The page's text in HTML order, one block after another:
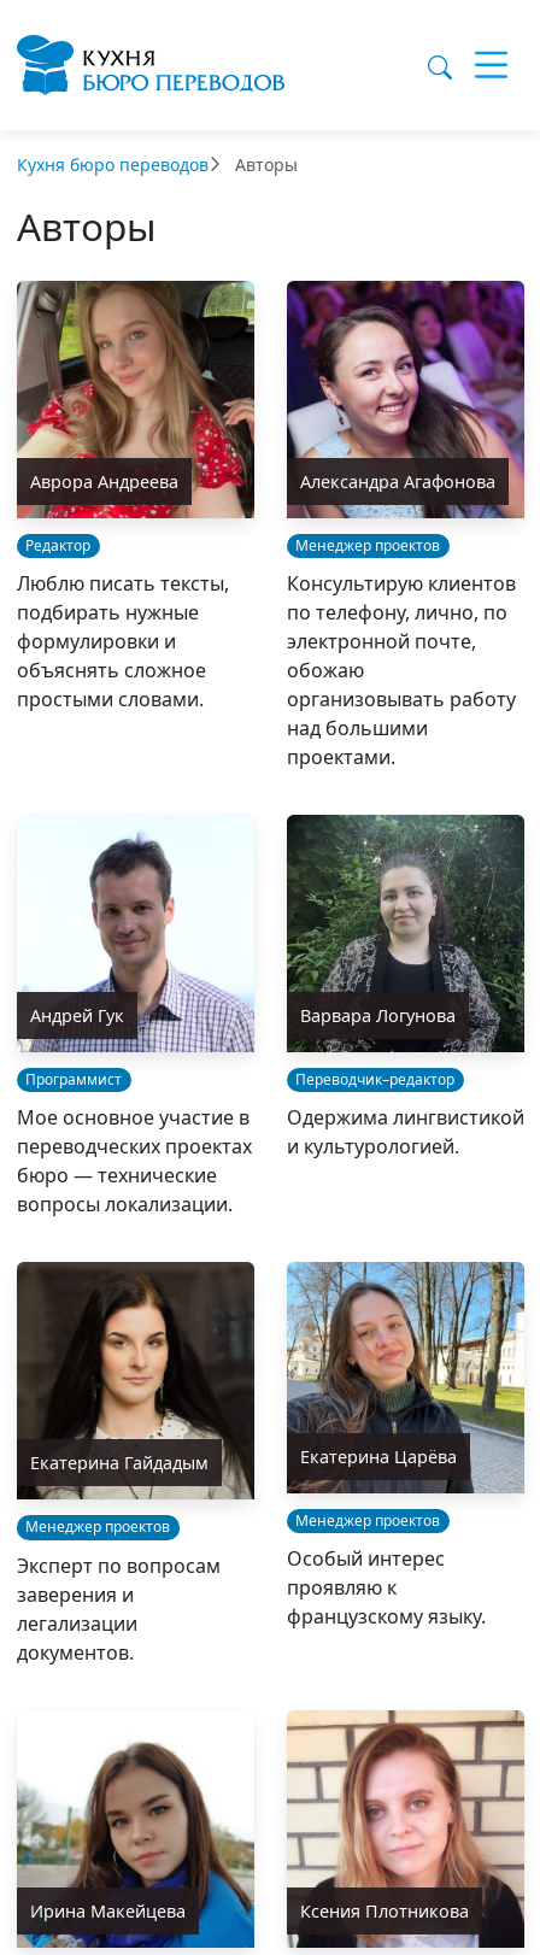
Кухня бюро переводов Авторы
Авторы
Аврора Андреева
Редактор
Люблю писать тексты,
подбирать нужные
формулировки и
объяснять сложное
простыми словами.
Александра Агафонова
Менеджер проектов
Консультирую клиентов
по телефону, лично, по
электронной почте,
обожаю
организовывать работу
над большими
проектами.
Андрей Гук
Программист
Мое основное участие в
переводческих проектах
бюро — технические
вопросы локализации.
Варвара Логунова
Переводчик–редактор
Одержима лингвистикой
и культурологией.
Екатерина Гайдадым
Менеджер проектов
Эксперт по вопросам
заверения и
легализации
документов.
Екатерина Царёва
Менеджер проектов
Особый интерес
проявляю к
французскому языку.
Ирина Макейцева Ксения Плотникова